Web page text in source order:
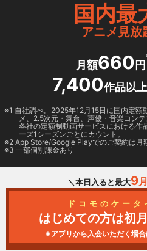
国内最
アニメ見放
月額660 円
7,400作品以
1 自社調べ。2025年12月15日に国内定額
メ、2.5次元・舞台、声優・音楽コン
各社の定額制動画サービスにおける作
ーズ1シーズンごとにカウント。
2 App Store/Google Playでのご契約は月
3 一部個別課金あり
＼本日入ると最大9月
ドコモのケー
はじめての方は初
※アプリから入会いただく場